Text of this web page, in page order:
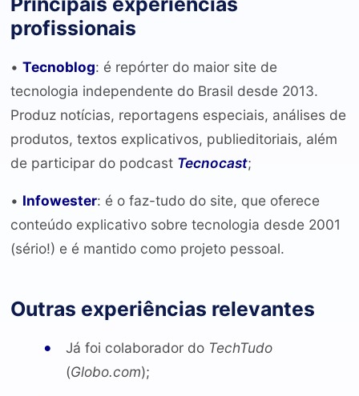
profissionais
• Tecnoblog: é repórter do maior site de
tecnologia independente do Brasil desde 2013.
Produz notícias, reportagens especiais, análises de
produtos, textos explicativos, publieditoriais, além
de participar do podcast Tecnocast;
• Infowester: é o faz-tudo do site, que oferece
conteúdo explicativo sobre tecnologia desde 2001
(sério!) e é mantido como projeto pessoal.
Outras experiências relevantes
Já foi colaborador do TechTudo
(Globo.com);